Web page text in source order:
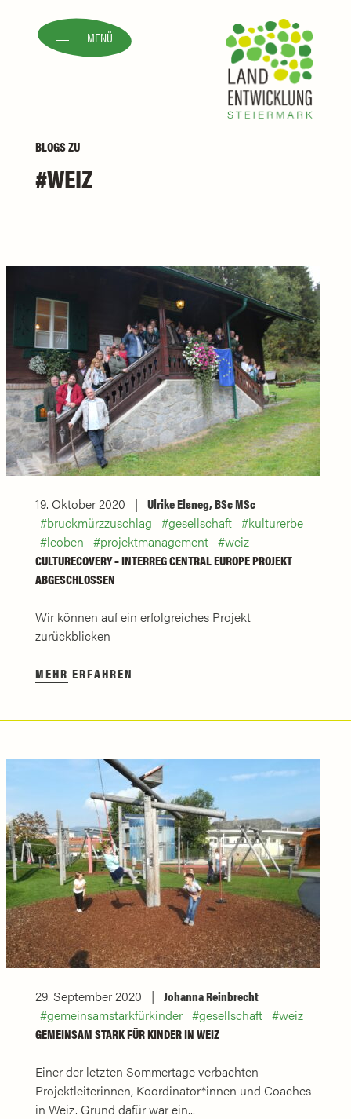
MENÜ
BLOGSZU
WEIZ
19. Oktober 2020
Ulrike Elsneg, BSc MSc
bruckmürzzuschlag
gesellschaft
kulturerbe
leoben
projektmanagement
weiz
CULTURECOVERY – INTERREG CENTRAL EUROPE PROJEKT
ABGESCHLOSSEN
Wir können auf ein erfolgreiches Projekt
zurückblicken
MEHR ERFAHREN
29. September 2020
Johanna Reinbrecht
gemeinsamstarkfürkinder
gesellschaft
weiz
GEMEINSAM STARK FÜR KINDER IN WEIZ
Einer der letzten Sommertage verbachten
Projektleiterinnen, Koordinator*innen und Coaches
in Weiz. Grund dafür war ein...